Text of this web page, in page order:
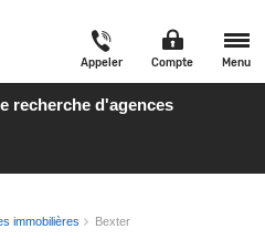
Appeler Compte Menu
recherche d'agences
immobilières Bexter